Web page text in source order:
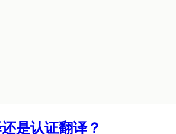
是认证翻译？